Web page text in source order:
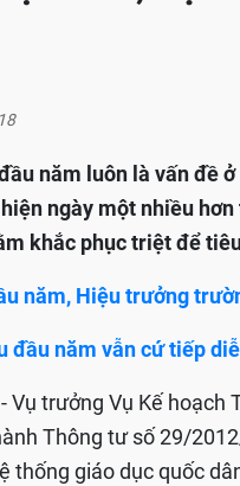
năm luôn là vấn đề
ngày một nhiều
khắc phục triệt để
năm, Hiệu trưởng
đầu năm vẫn cứ tiếp
Vụ trưởng Vụ Kế
Thông tư số 29/
thống giáo dục quốc